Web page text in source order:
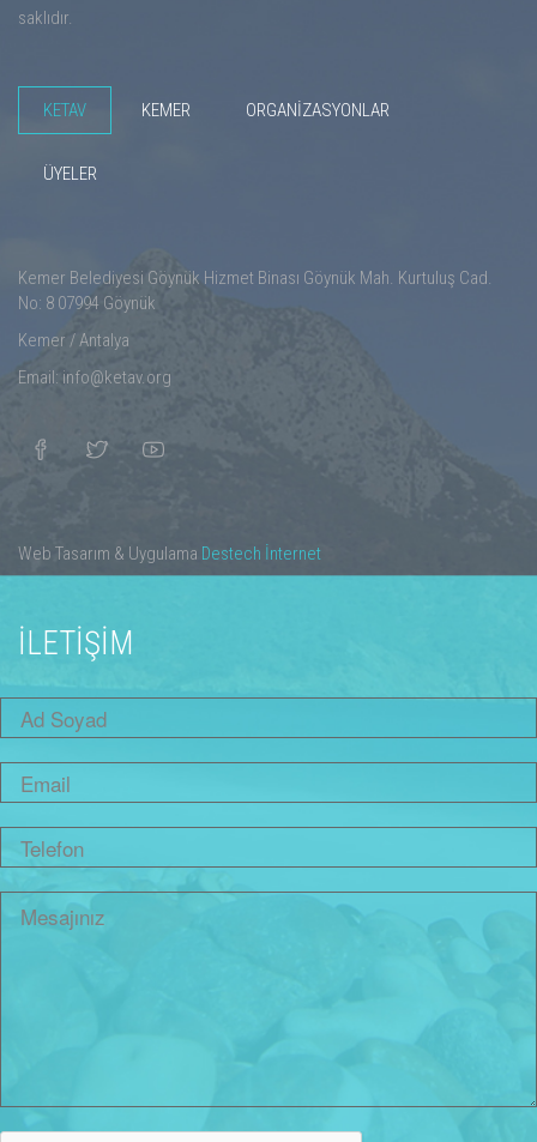
saklıdır.
KETAV KEMER ORGANİZASYONLAR
ÜYELER
Kemer Belediyesi Göynük Hizmet Binası Göynük Mah. Kurtuluş Cad.
No: 8 07994 Göynük
Kemer / Antalya
Email: info@ketav.org
Web Tasarım & Uygulama Destech İnternet
İLETİŞİM